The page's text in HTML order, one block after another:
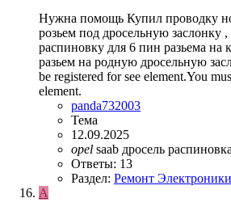
Нужна помощь Купил проводку
розьем под дросельную заслонку
распиновку для 6 пин разьема на
разьем на родную дросельную
be registered for see element.You
element.
panda732003
Тема
12.09.2025
opel saab дросель распиновка
Ответы: 13
Раздел: Ремонт
A